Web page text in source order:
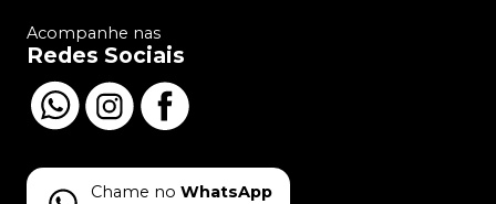
Acompanhe nas
Redes Sociais
Chame no WhatsApp